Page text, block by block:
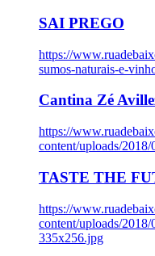
SAI PREGO
https://
sumos-naturais-e-
Cantina Zé
https://
content/uploads/
TASTE THE
https://
content/uploads/
335x256.jpg